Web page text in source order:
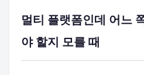
멀티 플랫폼인데 어느
야 할지 모를 때